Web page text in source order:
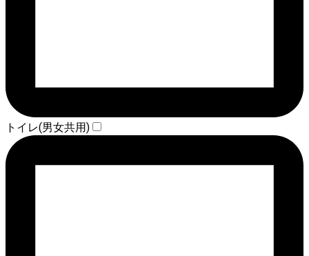
トイレ(男女共用)